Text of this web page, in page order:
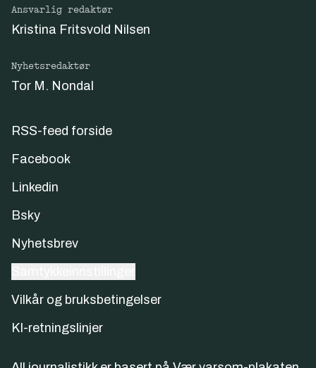
Ansvarlig redaktør
Kristina Fritsvold Nilsen
Nyhetsredaktør
Tor M. Nondal
RSS-feed forside
Facebook
Linkedin
Bsky
Nyhetsbrev
Vilkår og bruksbetingelser
KI-retningslinjer